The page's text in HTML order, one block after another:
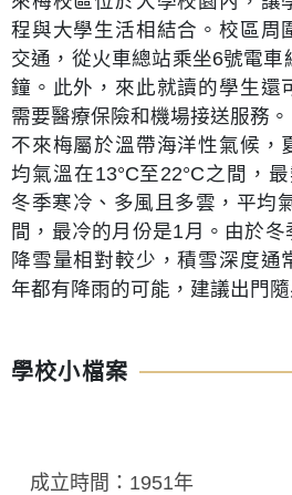
程與大學生活相結合。校區周
交通，從火車總站乘坐6號電車
鐘。此外，來此就讀的學生還
需要醫療保險和機場接送服務。
不來梅屬於溫帶海洋性氣候，
均氣溫在13°C至22°C之間，
冬季寒冷、多風且多雲，平均
間，最冷的月份是1月。由於冬
降雪量相對較少，積雪深度通
年都有降雨的可能，建議出門隨
學校小檔案
成立時間：1951年